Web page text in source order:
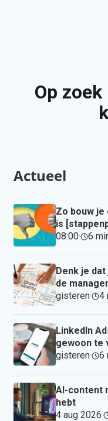
Op
Actueel
Zo bouw je
is
08:00· 6
Denk je
de
gisteren· 4
LinkedIn
gewoon te
gisteren· 6
AI-content
hebt
4 aug 2026·